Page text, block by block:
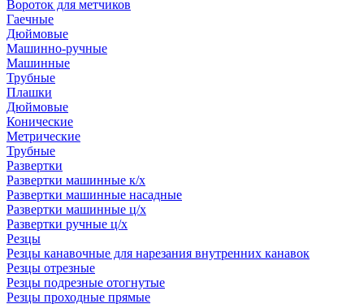
Вороток для метчиков
Гаечные
Дюймовые
Машинно-ручные
Машинные
Трубные
Плашки
Дюймовые
Конические
Метрические
Трубные
Развертки
Развертки машинные к/х
Развертки машинные насадные
Развертки машинные ц/х
Развертки ручные ц/х
Резцы
Резцы канавочные для нарезания внутренних канавок
Резцы отрезные
Резцы подрезные отогнутые
Резцы проходные прямые